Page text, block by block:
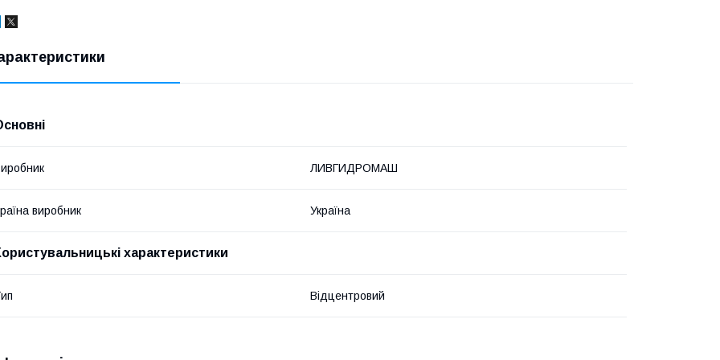
ЛИВГИДРОМАШ
виробник Україна
характеристики
Відцентровий